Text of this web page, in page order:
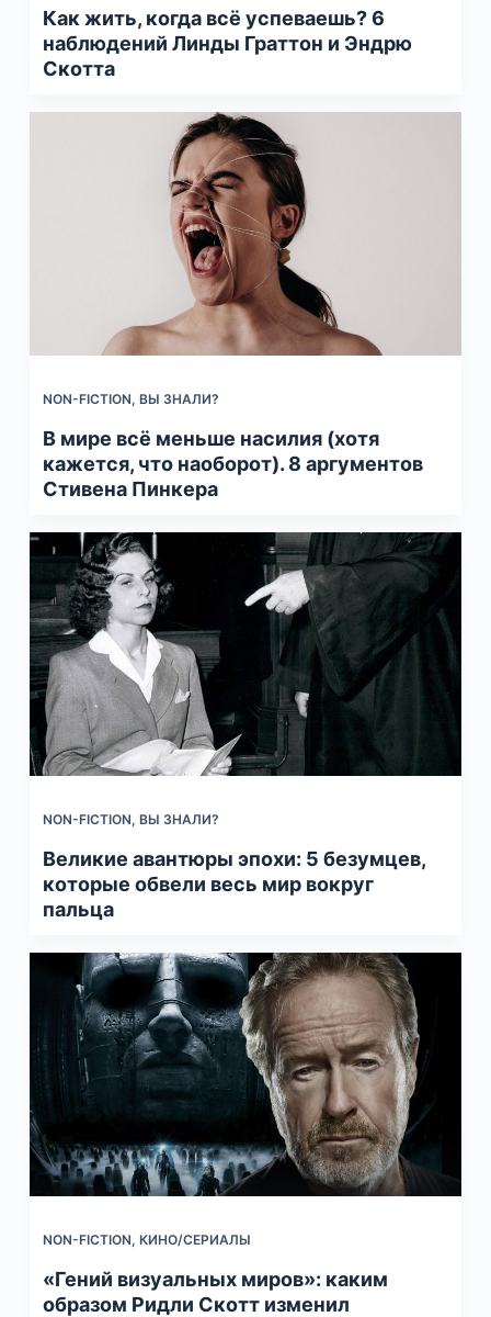
Как жить, когда всё успеваешь? 6
наблюдений Линды Граттон и Эндрю
Скотта
NON-FICTION, ВЫ ЗНАЛИ?
В мире всё меньше насилия (хотя
кажется, что наоборот). 8 аргументов
Стивена Пинкера
NON-FICTION, ВЫ ЗНАЛИ?
Великие авантюры эпохи: 5 безумцев,
которые обвели весь мир вокруг
пальца
NON-FICTION, КИНО/СЕРИАЛЫ
«Гений визуальных миров»: каким
образом Ридли Скотт изменил